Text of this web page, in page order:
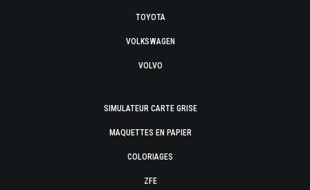
TOYOTA
VOLKSWAGEN
VOLVO
SIMULATEUR CARTE GRISE
MAQUETTES EN PAPIER
COLORIAGES
ZFE